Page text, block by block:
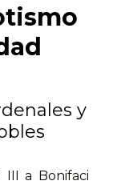
y
III a Bonifaci